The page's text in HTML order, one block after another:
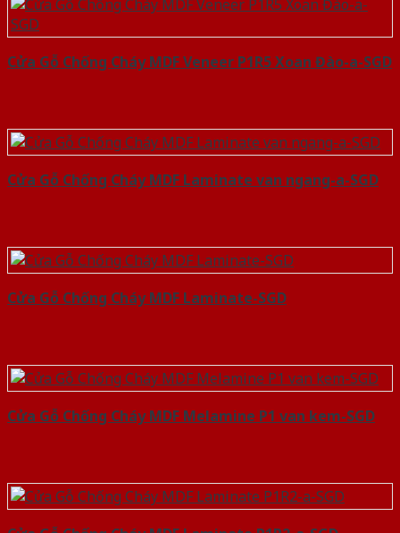
Cửa Gỗ Chống Cháy MDF Veneer P1R5 Xoan Đào-a-SGD
Cửa Gỗ Chống Cháy MDF Laminate van ngang-a-SGD
Cửa Gỗ Chống Cháy MDF Laminate-SGD
Cửa Gỗ Chống Cháy MDF Melamine P1 van kem-SGD